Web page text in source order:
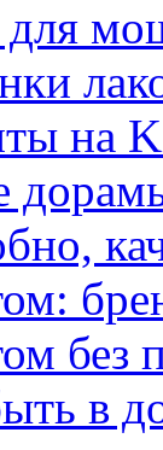
для
на
без
в